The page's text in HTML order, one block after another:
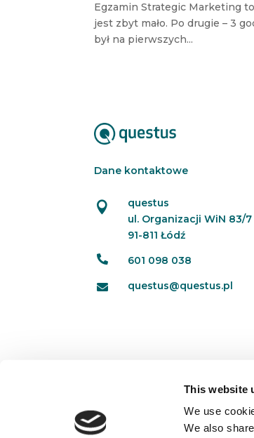
This website
We use
We also
Egzamin Strategic Marketing
jest zbyt mało. Po drugie – 3
był na pierwszych...
Dane kontaktowe

questus
ul. Organizacji WiN 83/7
91-811 Łódź
 601 098 038
 questus@questus.pl